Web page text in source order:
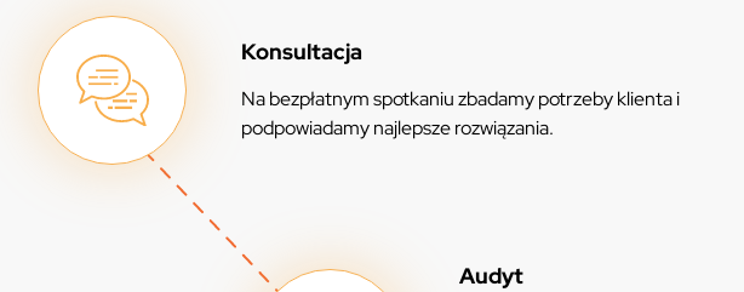
Konsultacja
Na bezpłatnym spotkaniu zbadamy potrzeby klienta i
podpowiadamy najlepsze rozwiązania.
Audyt